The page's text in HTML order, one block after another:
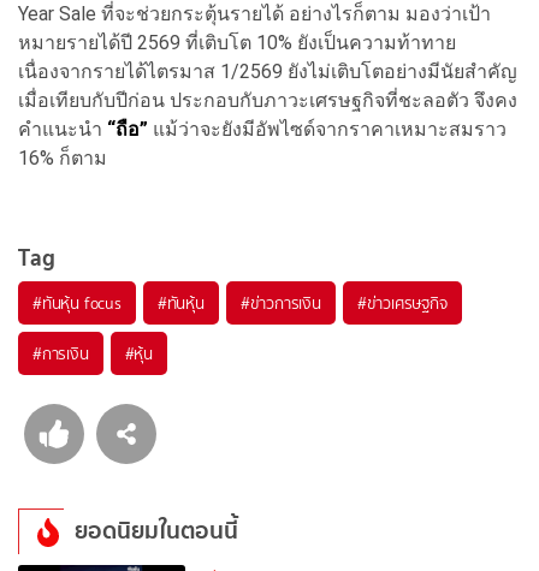
Year Sale ที่จะช่วยกระตุ้นรายได้ อย่างไรก็ตาม มองว่าเป้า
หมายรายได้ปี 2569 ที่เติบโต 10% ยังเป็นความท้าทาย
เนื่องจากรายได้ไตรมาส 1/2569 ยังไม่เติบโตอย่างมีนัยสำคัญ
เมื่อเทียบกับปีก่อน ประกอบกับภาวะเศรษฐกิจที่ชะลอตัว จึงคง
คำแนะนำ “ถือ” แม้ว่าจะยังมีอัพไซด์จากราคาเหมาะสมราว
16% ก็ตาม
Tag
#ทันหุ้น focus #ทันหุ้น #ข่าวการเงิน #ข่าวเศรษฐกิจ
#การเงิน #หุ้น
ยอดนิยมในตอนนี้